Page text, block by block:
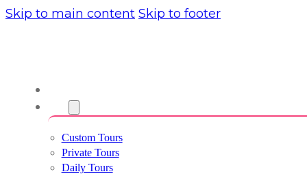
Skip to main content Skip to footer
Custom Tours
Private Tours
Daily Tours